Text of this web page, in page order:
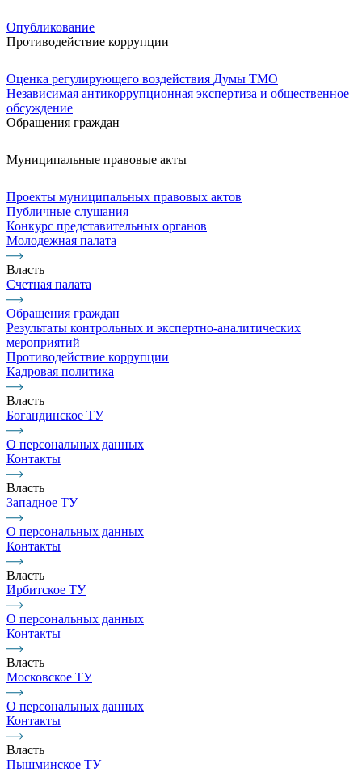
Опубликование
Противодействие коррупции
Оценка регулирующего воздействия Думы ТМО
Независимая антикоррупционная экспертиза и общественное
обсуждение
Обращения граждан
Муниципальные правовые акты
Проекты муниципальных правовых актов
Публичные слушания
Конкурс представительных органов
Молодежная палата
Власть
Счетная палата
Обращения граждан
Результаты контрольных и экспертно-аналитических
мероприятий
Противодействие коррупции
Кадровая политика
Власть
Богандинское ТУ
О персональных данных
Контакты
Власть
Западное ТУ
О персональных данных
Контакты
Власть
Ирбитское ТУ
О персональных данных
Контакты
Власть
Московское ТУ
О персональных данных
Контакты
Власть
Пышминское ТУ